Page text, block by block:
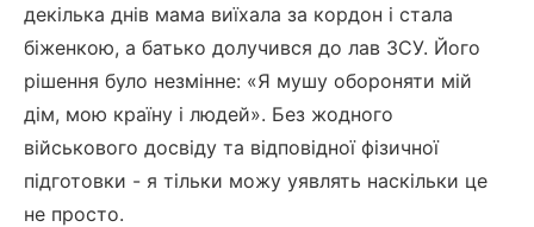
декілька днів мама виїхала за кордон і стала
біженкою, а батько долучився до лав ЗСУ. Його
рішення було незмінне: «Я мушу обороняти мій
дім, мою країну і людей». Без жодного
військового досвіду та відповідної фізичної
підготовки - я тільки можу уявлять наскільки це
не просто.